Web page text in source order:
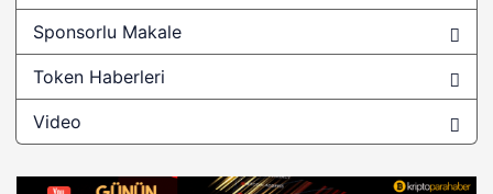
0x Protokolü
0x token
0x tokeni
1 ağustos bitcoin
Sponsorlu Makale
Token Haberleri
Video